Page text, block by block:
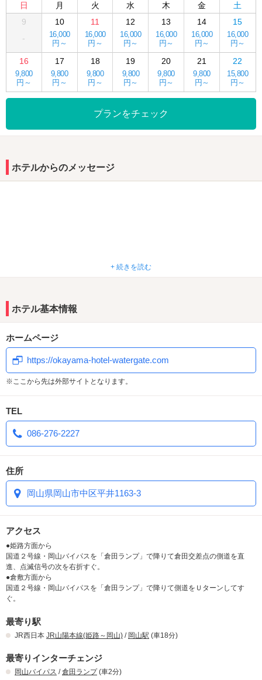
平日の宿泊利用でしたら最高ランクのVIPタイプでも、
お二人様利用、カラオケ・露天風呂・岩盤浴付きで
なんと10,010円で利用できます。（クーポン利用の場合）
しかもチェックインは19時から！
平日、VIPタイプ以外でしたら、もっとお得な料金でご利用頂けま
す。
Aタイプ（宿泊平日） ￥6,800
Dタイプ（宿泊平日） ￥11,800 → ￥8,260
す。
休憩・サービスタイムのクーポンはなんと土曜・日曜でもご利用頂
けます！
＊＊＋＊＊＋＊＊＋＊＊NEWS＊＊＋＊＊＋＊＊＋＊＊
無料ウェルカムメニューも一新！！ぜひ、この機会に
ご利用くださいませ(｀・ω・´)
★露天風呂増設完了★
208,216に露天風呂が登場！！！
☆全室ブルーレイディスクプレイヤー導入☆
全部屋にブルーレイディスクプレイヤー完備！
70型TVの大迫力画面でお楽しみくださいませ(*'ω'*)
＊＊＋＊＊＋＊＊＋＊＊＋＋＊＊＋＊＊＋＊＊＋＊＊
日 月 火 水 木 金
土
9
-
10
16,000
円～
11
16,000
円～
12
16,000
円～
13
16,000
円～
14
16,000
円～
15
16,000
円～
16
9,800
円～
17
9,800
円～
18
9,800
円～
19
9,800
円～
20
9,800
円～
21
9,800
円～
22
15,800
円～
プランをチェック
ホテルからのメッセージ
す。★
★グランドメニュー
全111
圧倒的品質・・・っ！！！圧倒的驚き・・・っ！！
※味、味覚には個人差がありますので、
予めご了承のほどよろしくお願い申し上げます。
+ 続きを読む
ホテル基本情報
ホームページ
https://okayama-hotel-watergate.com
※ここから先は外部サイトとなります。
TEL
086-276-2227
住所
岡山県岡山市中区平井1163-3
アクセス
●姫路方面から
国道２号線・岡山バイパスを「倉田ランプ」で降りて倉田交差点の側道を直
進、点滅信号の次を右折すぐ。
●倉敷方面から
国道２号線・岡山バイパスを「倉田ランプ」で降りて側道をＵターンしてす
ぐ。
最寄り駅
JR西日本 JR山陽本線(姫路～岡山) / 岡山駅 (車18分)
最寄りインターチェンジ
岡山バイパス /倉田ランプ(車2分)